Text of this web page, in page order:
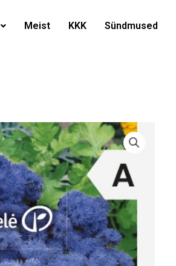
Meist KKK Sündmused